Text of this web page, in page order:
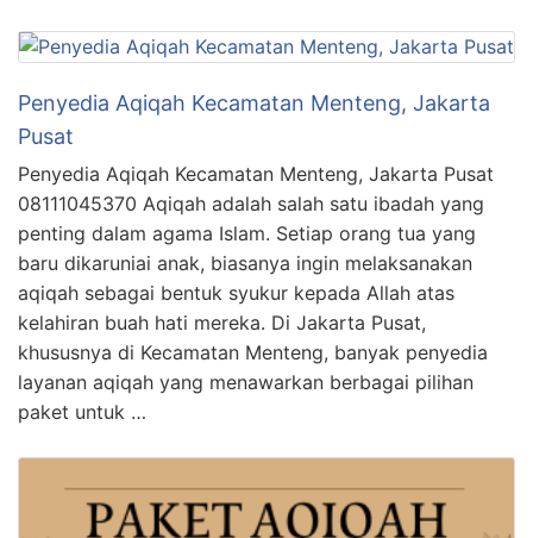
Penyedia Aqiqah Kecamatan Menteng, Jakarta
Pusat
Penyedia Aqiqah Kecamatan Menteng, Jakarta Pusat
08111045370 Aqiqah adalah salah satu ibadah yang
penting dalam agama Islam. Setiap orang tua yang
baru dikaruniai anak, biasanya ingin melaksanakan
aqiqah sebagai bentuk syukur kepada Allah atas
kelahiran buah hati mereka. Di Jakarta Pusat,
khususnya di Kecamatan Menteng, banyak penyedia
layanan aqiqah yang menawarkan berbagai pilihan
paket untuk …